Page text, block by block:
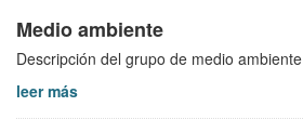
Medio ambiente
Descripción del grupo de medio ambiente
leer más